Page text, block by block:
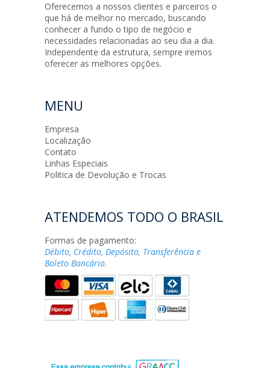
Oferecemos a nossos clientes e parceiros o
que há de melhor no mercado, buscando
conhecer a fundo o tipo de negócio e
necessidades relacionadas ao seu dia a dia.
Independente da estrutura, sempre iremos
oferecer as melhores opções.
MENU
Empresa
Localização
Contato
Linhas Especiais
Politica de Devolução e Trocas
ATENDEMOS TODO O BRASIL
Formas de pagamento:
Débito, Crédito, Depósito, Transferência e
Boleto Bancário.